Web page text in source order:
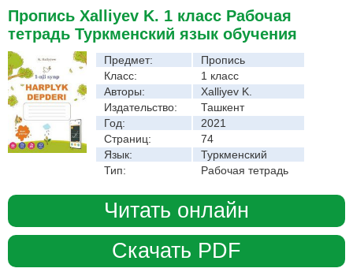
Пропись Xalliyev K. 1 класс Рабочая
тетрадь Туркменский язык обучения
Предмет:
Пропись
Класс:
1 класс
Авторы:
Xalliyev K.
Издательство:
Ташкент
Год:
2021
Страниц:
74
Язык:
Туркменский
Тип:
Рабочая тетрадь
Читать онлайн
Скачать PDF